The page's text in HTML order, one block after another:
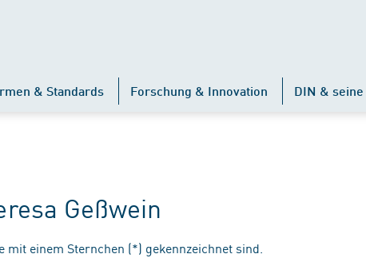
& Standards Forschung & Innovation DIN &
Geßwein
einem Sternchen (*) gekennzeichnet sind.